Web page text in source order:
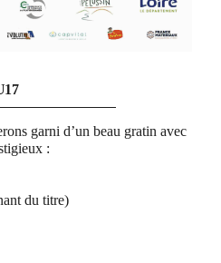
garni d’un beau gratin avec
:
du titre)